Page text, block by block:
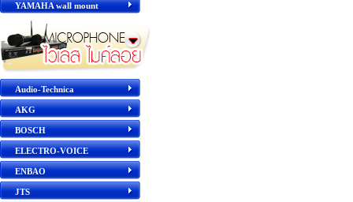
YAMAHA wall mount
Audio-Technica
AKG
BOSCH
ELECTRO-VOICE
ENBAO
JTS